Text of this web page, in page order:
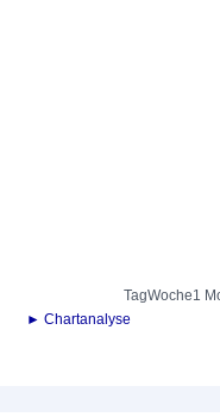
TagWoche1
► Chartanalyse